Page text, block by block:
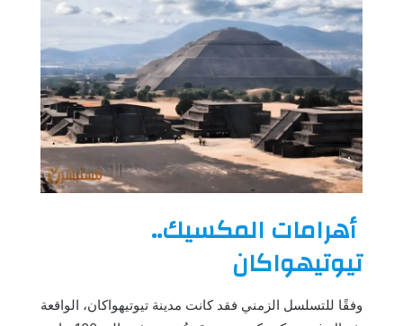
أهرامات المكسيك..
تيوتيهواكان
وفقًا للتسلسل الزمني فقد كانت مدينة تيوتيهواكان، الواقعة